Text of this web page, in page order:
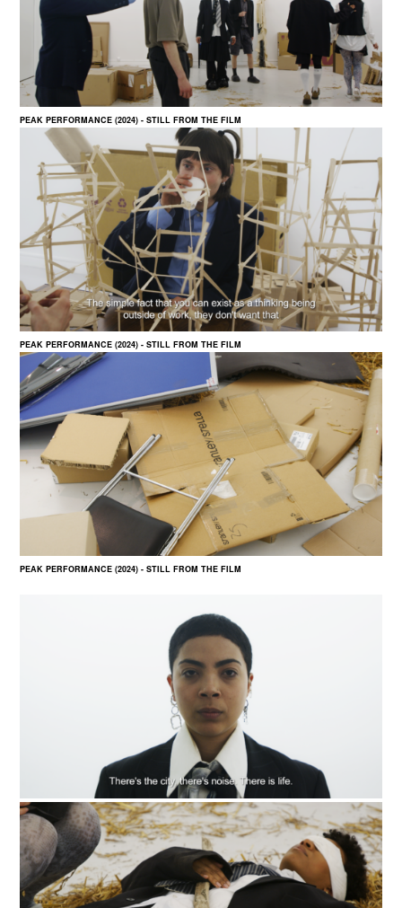
PEAK PERFORMANCE (2024) - STILL FROM THE FILM
PEAK PERFORMANCE (2024) - STILL FROM THE FILM
PEAK PERFORMANCE (2024) - STILL FROM THE FILM